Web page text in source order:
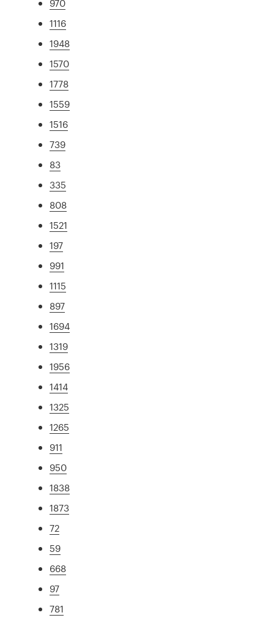
970
1116
1948
1570
1778
1559
1516
739
83
335
808
1521
197
991
1115
897
1694
1319
1956
1414
1325
1265
911
950
1838
1873
72
59
668
97
781